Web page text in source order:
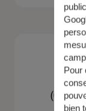
(Obtenir
Pour
bien